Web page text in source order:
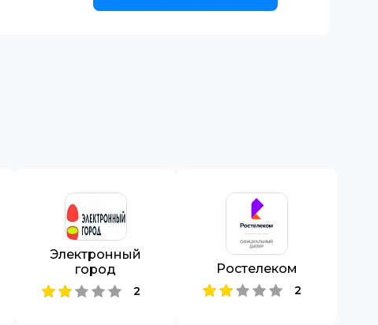
Электронный
город
2
Ростелеком
2